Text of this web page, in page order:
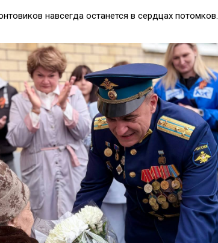
навсегда останется в сердцах потомков.